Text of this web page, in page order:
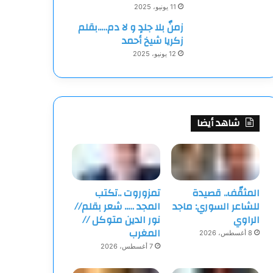
11 يونيو، 2025
زمنٌ بلا جلدٍ و لا دم…..بقلم
زكريا شيخ أحمد
12 يونيو، 2025
شاهد أيضا
المثقّف.. قصيدة
للشاعر السوري: ماجد
الراوي
8 أغسطس، 2026
تمزوروت ..تكتب
المجد ….. شعر بقلم//
نور الدين متوكل //
المغرب
7 أغسطس، 2026